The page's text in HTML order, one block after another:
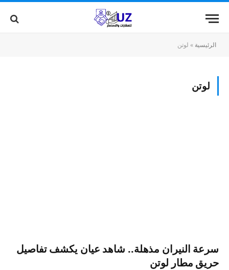
الرئيسية » لوتن
لوتن
سرعة النيران مذهلة.. شاهد عيان يكشف تفاصيل
حريق مطار لوتن